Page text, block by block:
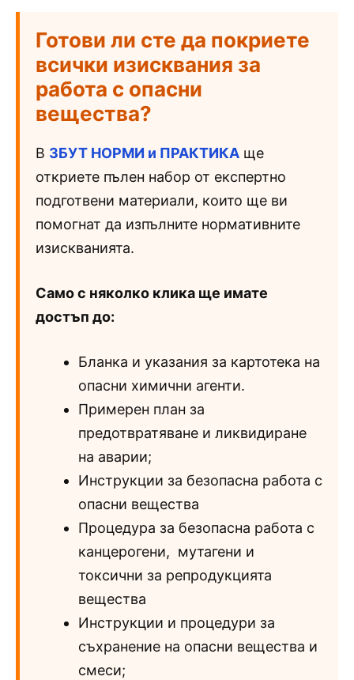
Готови ли сте да покриете
всички изисквания за
работа с опасни
вещества?
В ЗБУТ НОРМИ и ПРАКТИКА ще
откриете пълен набор от експертно
подготвени материали, които ще ви
помогнат да изпълните нормативните
изискванията.
Само с няколко клика ще имате
достъп до:
Бланка и указания за картотека на
опасни химични агенти.
Примерен план за
предотвратяване и ликвидиране
на аварии;
Инструкции за безопасна работа с
опасни вещества
Процедура за безопасна работа с
канцерогени, мутагени и
токсични за репродукцията
вещества
Инструкции и процедури за
съхранение на опасни вещества и
смеси;